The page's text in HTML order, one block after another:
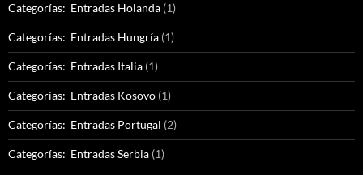
Categorías: Entradas Holanda (1)
Categorías: Entradas Hungría (1)
Categorías: Entradas Italia (1)
Categorías: Entradas Kosovo (1)
Categorías: Entradas Portugal (2)
Categorías: Entradas Serbia (1)